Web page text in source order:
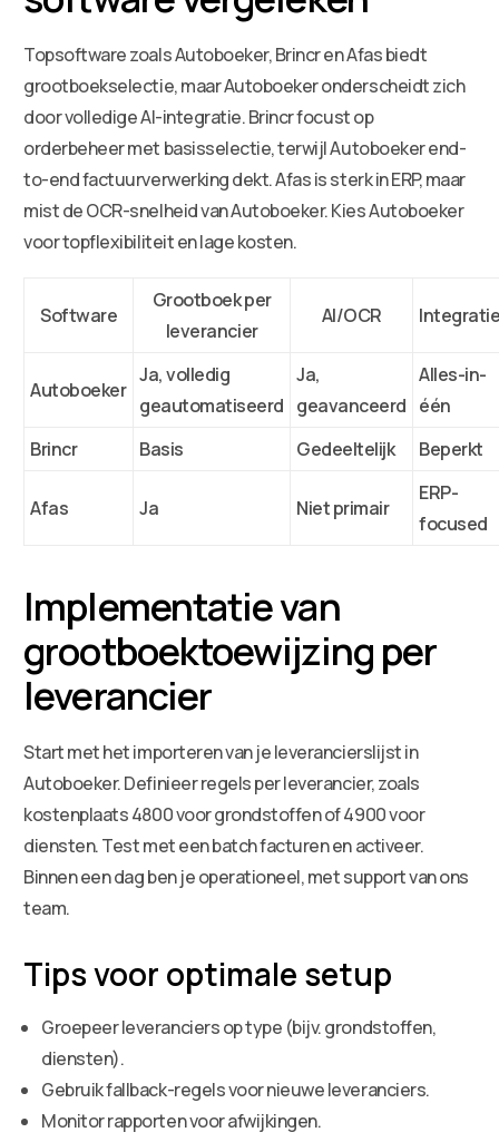
Topsoftware zoals Autoboeker, Brincr en Afas biedt
grootboekselectie, maar Autoboeker onderscheidt zich
door volledige AI-integratie. Brincr focust op
orderbeheer met basisselectie, terwijl Autoboeker end-
to-end factuurverwerking dekt. Afas is sterk in ERP, maar
mist de OCR-snelheid van Autoboeker. Kies Autoboeker
voor topflexibiliteit en lage kosten.
Software
Grootboek per
leverancier
AI/OCR
Autoboeker
Ja, volledig
geautomatiseerd
Ja,
geavanceerd
Alles-in-
één
Brincr
Basis Gedeeltelijk Beperkt
Afas Ja Niet primair
ERP-
focused
Implementatie van
grootboektoewijzing per
leverancier
Start met het importeren van je leverancierslijst in
Autoboeker. Definieer regels per leverancier, zoals
kostenplaats 4800 voor grondstoffen of 4900 voor
diensten. Test met een batch facturen en activeer.
Binnen een dag ben je operationeel, met support van ons
team.
Tips voor optimale setup
Groepeer leveranciers op type (bijv. grondstoffen,
diensten).
Gebruik fallback-regels voor nieuwe leveranciers.
Monitor rapporten voor afwijkingen.